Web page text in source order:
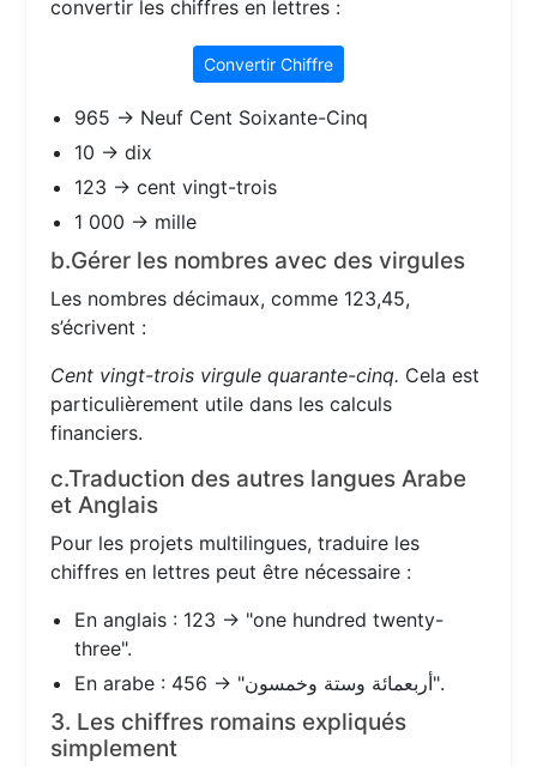
convertir les chiffres en lettres :
Convertir Chiffre
965 → Neuf Cent Soixante-Cinq
10 → dix
123 → cent vingt-trois
1 000 → mille
b.Gérer les nombres avec des virgules
Les nombres décimaux, comme 123,45,
s’écrivent :
Cent vingt-trois virgule quarante-cinq. Cela est
particulièrement utile dans les calculs
financiers.
c.Traduction des autres langues Arabe
et Anglais
Pour les projets multilingues, traduire les
chiffres en lettres peut être nécessaire :
En anglais : 123 → "one hundred twenty-
three".
En arabe : 456 → "أربعمائة وستة وخمسون".
3. Les chiffres romains expliqués
simplement